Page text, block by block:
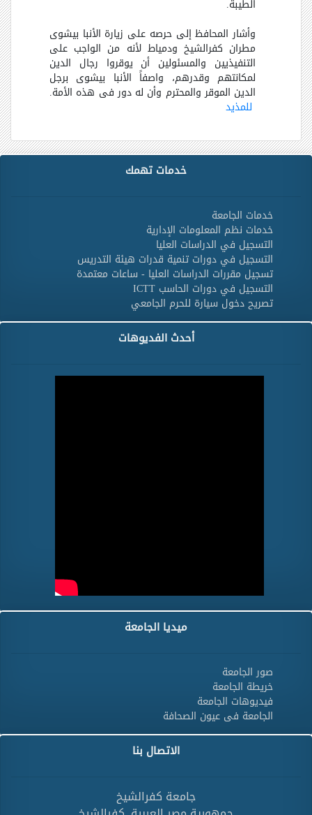
الطيبة.
وأشار المحافظ إلى حرصه على زيارة الأنبا بيشوى
مطران كفرالشيخ ودمياط لأنه من الواجب على
التنفيذيين والمسئولين أن يوقروا رجال الدين
لمكانتهم وقدرهم، واصفاً الأنبا بيشوى برجل
الدين الموقر والمحترم وأن له دور فى هذه الأمة.
للمذيد
خدمات تهمك
خدمات الجامعة
خدمات نظم المعلومات الإدارية
التسجيل في الدراسات العليا
التسجيل في دورات تنمية قدرات هيئة التدريس
تسجيل مقررات الدراسات العليا - ساعات معتمدة
التسجيل في دورات الحاسب ICTT
تصريح دخول سيارة للحرم الجامعي
أحدث الفديوهات
ميديا الجامعة
صور الجامعة
خريطة الجامعة
فيديوهات الجامعة
الجامعة فى عيون الصحافة
الاتصال بنا
جامعة كفرالشيخ